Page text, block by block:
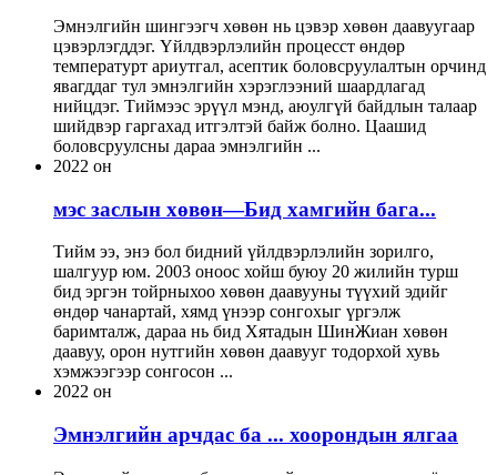
Эмнэлгийн шингээгч хөвөн нь цэвэр хөвөн даавуугаар
цэвэрлэгддэг. Үйлдвэрлэлийн процесст өндөр
температурт ариутгал, асептик боловсруулалтын орчинд
явагддаг тул эмнэлгийн хэрэглээний шаардлагад
нийцдэг. Тиймээс эрүүл мэнд, аюулгүй байдлын талаар
шийдвэр гаргахад итгэлтэй байж болно. Цаашид
боловсруулсны дараа эмнэлгийн ...
2022 он
мэс заслын хөвөн—Бид хамгийн бага...
Тийм ээ, энэ бол бидний үйлдвэрлэлийн зорилго,
шалгуур юм. 2003 оноос хойш буюу 20 жилийн турш
бид эргэн тойрныхоо хөвөн даавууны түүхий эдийг
өндөр чанартай, хямд үнээр сонгохыг үргэлж
баримталж, дараа нь бид Хятадын ШинЖиан хөвөн
даавуу, орон нутгийн хөвөн даавууг тодорхой хувь
хэмжээгээр сонгосон ...
2022 он
Эмнэлгийн арчдас ба ... хоорондын ялгаа